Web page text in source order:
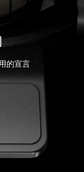
的宣言